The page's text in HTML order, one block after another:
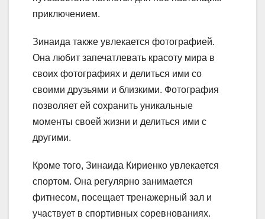
приключением.
Зинаида также увлекается фотографией.
Она любит запечатлевать красоту мира в
своих фотографиях и делиться ими со
своими друзьями и близкими. Фотография
позволяет ей сохранить уникальные
моменты своей жизни и делиться ими с
другими.
Кроме того, Зинаида Кириенко увлекается
спортом. Она регулярно занимается
фитнесом, посещает тренажерный зал и
участвует в спортивных соревнованиях.